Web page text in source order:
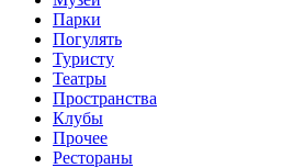
Парки
Погулять
Туристу
Театры
Пространства
Клубы
Прочее
Рестораны